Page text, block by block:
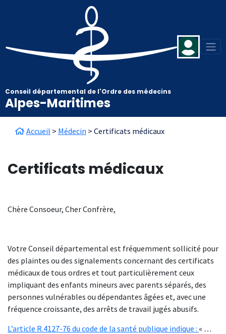
Aller au contenu principal
Conseil départemental de l'Ordre des médecins
Alpes-Maritimes
Fil d'Ariane
Accueil Médecin Certificats médicaux
Certificats médicaux
Chère Consoeur, Cher Confrère,
Votre Conseil départemental est fréquemment sollicité pour
des plaintes ou des signalements concernant des certificats
médicaux de tous ordres et tout particulièrement ceux
impliquant des enfants mineurs avec parents séparés, des
personnes vulnérables ou dépendantes âgées et, avec une
fréquence croissante, des arrêts de travail jugés abusifs.
L’article R.4127-76 du code de la santé publique indique : « …
Panneau de gestion des cookies